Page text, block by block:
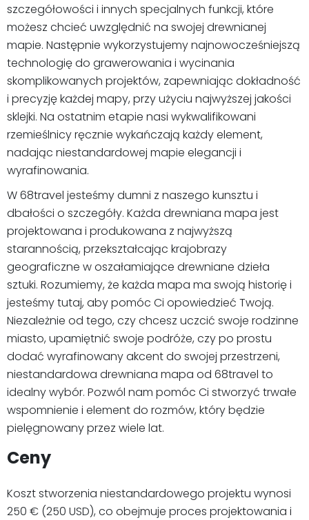
szczegółowości i innych specjalnych funkcji, które
możesz chcieć uwzględnić na swojej drewnianej
mapie. Następnie wykorzystujemy najnowocześniejszą
technologię do grawerowania i wycinania
skomplikowanych projektów, zapewniając dokładność
i precyzję każdej mapy, przy użyciu najwyższej jakości
sklejki. Na ostatnim etapie nasi wykwalifikowani
rzemieślnicy ręcznie wykańczają każdy element,
nadając niestandardowej mapie elegancji i
wyrafinowania.
W 68travel jesteśmy dumni z naszego kunsztu i
dbałości o szczegóły. Każda drewniana mapa jest
projektowana i produkowana z najwyższą
starannością, przekształcając krajobrazy
geograficzne w oszałamiające drewniane dzieła
sztuki. Rozumiemy, że każda mapa ma swoją historię i
jesteśmy tutaj, aby pomóc Ci opowiedzieć Twoją.
Niezależnie od tego, czy chcesz uczcić swoje rodzinne
miasto, upamiętnić swoje podróże, czy po prostu
dodać wyrafinowany akcent do swojej przestrzeni,
niestandardowa drewniana mapa od 68travel to
idealny wybór. Pozwól nam pomóc Ci stworzyć trwałe
wspomnienie i element do rozmów, który będzie
pielęgnowany przez wiele lat.
Ceny
Koszt stworzenia niestandardowego projektu wynosi
250 € (250 USD), co obejmuje proces projektowania i